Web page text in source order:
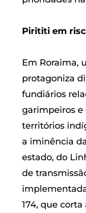
Pirititi em
Em Roraima,
protagoniza
fundiários
garimpeiros e
territórios
a iminência
estado, do
de
174, que